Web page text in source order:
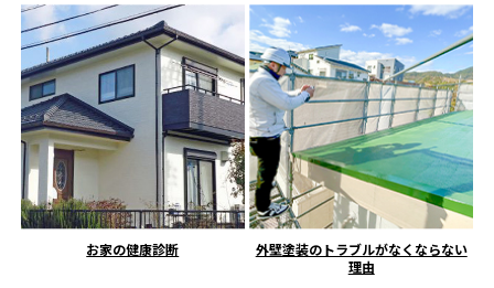
お家の健康診断
外壁塗装のトラブルがなくならない
理由